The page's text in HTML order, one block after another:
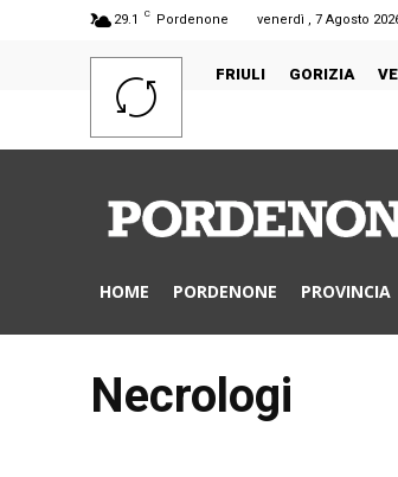
29.1 C Pordenone venerdì , 7 Agosto
FRIULI GORIZIA
HOME PORDENONE PROVINCIA
Necrologi